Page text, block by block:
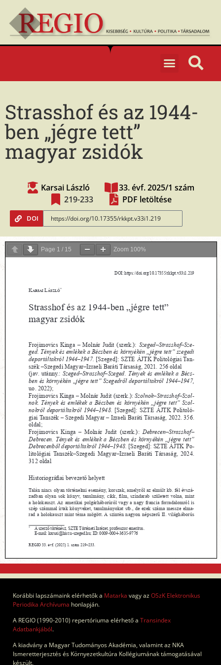
Strasshof és az 1944-
ben „jégre tett”
magyar zsidók
Karsai László
33. évf. 2025/1 szám
219-233
PDF letöltése
DOI
Page 1 / 15 Zoom 100%
Korábbi lapszámaink elérhetők a Matarka vagy azOSzK Elektronikus
Periodika Archívuma honlapján.
A REGIO (1990-2010) repertóriuma elérhető a Transindex
Adatbankjából.
A kiadvány a Magyar Tudományos Akadémia, valamint az NKA
Ismeretterjesztés és Környezetkultúra Kollégiumának támogatásával
készült.